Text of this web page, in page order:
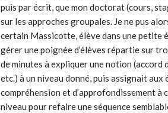
puis par écrit, que mon doctorat (cours,
sur les approches groupales. Je ne pus
certain Massicotte, élève dans une petite
gérer une poignée d’élèves répartie sur
de minutes à expliquer une notion
etc.) à un niveau donné, puis assignait
compréhension et d’approfondissement à
niveau pour refaire une séquence